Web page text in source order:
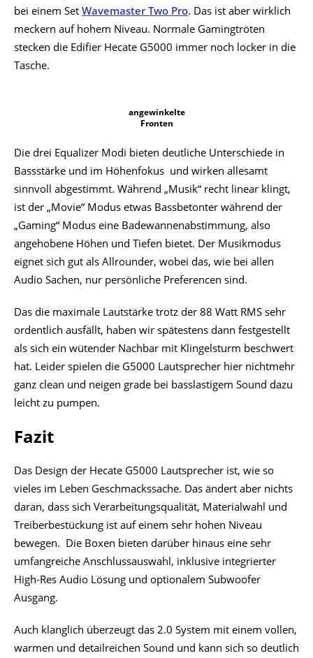
bei einem Set Wavemaster Two Pro. Das ist aber wirklich
meckern auf hohem Niveau. Normale Gamingtröten
stecken die Edifier Hecate G5000 immer noch locker in die
Tasche.
angewinkelte
Fronten
Die drei Equalizer Modi bieten deutliche Unterschiede in
Bassstärke und im Höhenfokus und wirken allesamt
sinnvoll abgestimmt. Während „Musik“ recht linear klingt,
ist der „Movie“ Modus etwas Bassbetonter während der
„Gaming“ Modus eine Badewannenabstimmung, also
angehobene Höhen und Tiefen bietet. Der Musikmodus
eignet sich gut als Allrounder, wobei das, wie bei allen
Audio Sachen, nur persönliche Preferencen sind.
Das die maximale Lautstärke trotz der 88 Watt RMS sehr
ordentlich ausfällt, haben wir spätestens dann festgestellt
als sich ein wütender Nachbar mit Klingelsturm beschwert
hat. Leider spielen die G5000 Lautsprecher hier nichtmehr
ganz clean und neigen grade bei basslastigem Sound dazu
leicht zu pumpen.
Fazit
Das Design der Hecate G5000 Lautsprecher ist, wie so
vieles im Leben Geschmackssache. Das ändert aber nichts
daran, dass sich Verarbeitungsqualität, Materialwahl und
Treiberbestückung ist auf einem sehr hohen Niveau
bewegen. Die Boxen bieten darüber hinaus eine sehr
umfangreiche Anschlussauswahl, inklusive integrierter
High-Res Audio Lösung und optionalem Subwoofer
Ausgang.
Auch klanglich überzeugt das 2.0 System mit einem vollen,
warmen und detailreichen Sound und kann sich so deutlich